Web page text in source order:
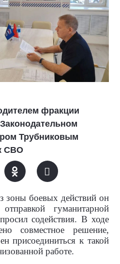
фракции
Трубниковым
СВО
зоны боевых действий он
гуманитарной
содействия. В ходе
совместное решение,
присоединиться к такой
работе.